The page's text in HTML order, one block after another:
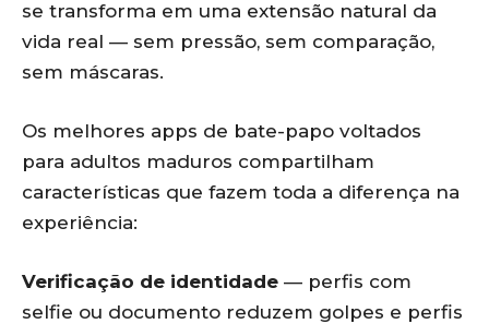
se transforma em uma extensão natural da
vida real — sem pressão, sem comparação,
sem máscaras.
Os melhores apps de bate-papo voltados
para adultos maduros compartilham
características que fazem toda a diferença na
experiência:
Verificação de identidade — perfis com
selfie ou documento reduzem golpes e perfis